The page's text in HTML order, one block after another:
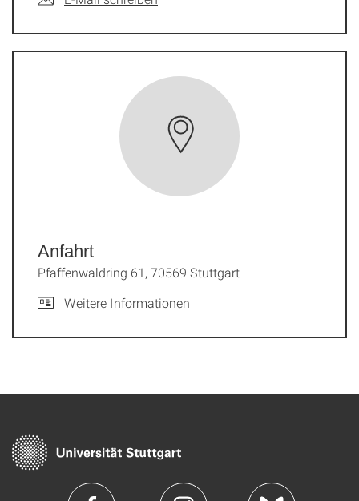
Anfahrt
Pfaffenwaldring 61, 70569 Stuttgart
Weitere Informationen